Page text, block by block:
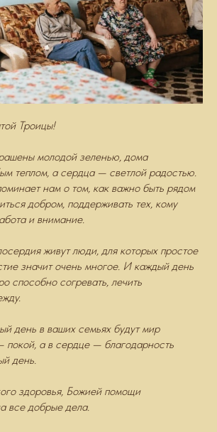
Троицы!
молодой зеленью, дома
теплом, а сердца — светлой радостью.
нам о том, как важно быть рядом
добром, поддерживать тех, кому
и внимание.
живут люди, для которых простое
значит очень многое. И каждый день
способно согревать, лечить
день в ваших семьях будут мир
покой, а в сердце — благодарность
день.
здоровья, Божией помощи
все добрые дела.